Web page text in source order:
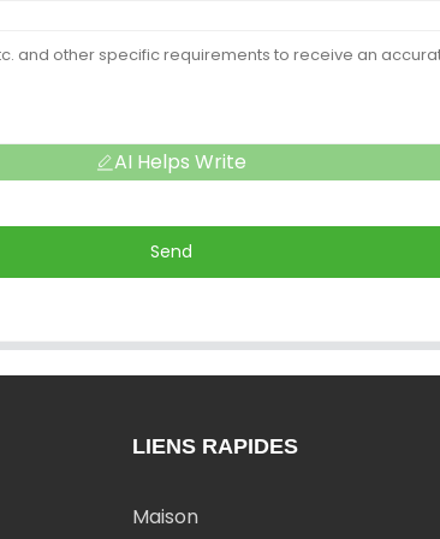
AI Helps Write
Send
LIENS RAPIDES
Maison